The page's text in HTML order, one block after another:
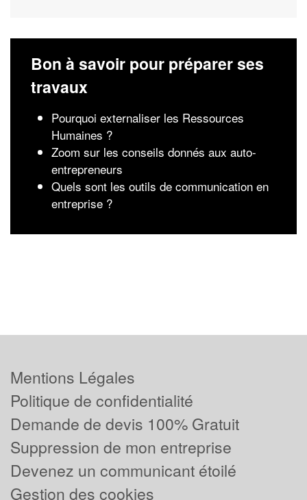
Bon à savoir pour préparer ses
travaux
Pourquoi externaliser les Ressources
Humaines ?
Zoom sur les conseils donnés aux auto-
entrepreneurs
Quels sont les outils de communication en
entreprise ?
Mentions Légales
Politique de confidentialité
Demande de devis 100% Gratuit
Suppression de mon entreprise
Devenez un communicant étoilé
Gestion des cookies